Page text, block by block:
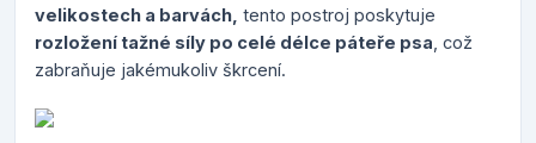
velikostech a barvách, tento postroj poskytuje
rozložení tažné síly po celé délce páteře psa , což
zabraňuje jakémukoliv škrcení.